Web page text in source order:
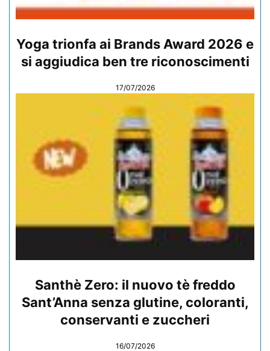
Yoga trionfa ai Brands Award 2026 e
si aggiudica ben tre riconoscimenti
17/07/2026
Santhè Zero: il nuovo tè freddo
Sant’Anna senza glutine, coloranti,
conservanti e zuccheri
16/07/2026